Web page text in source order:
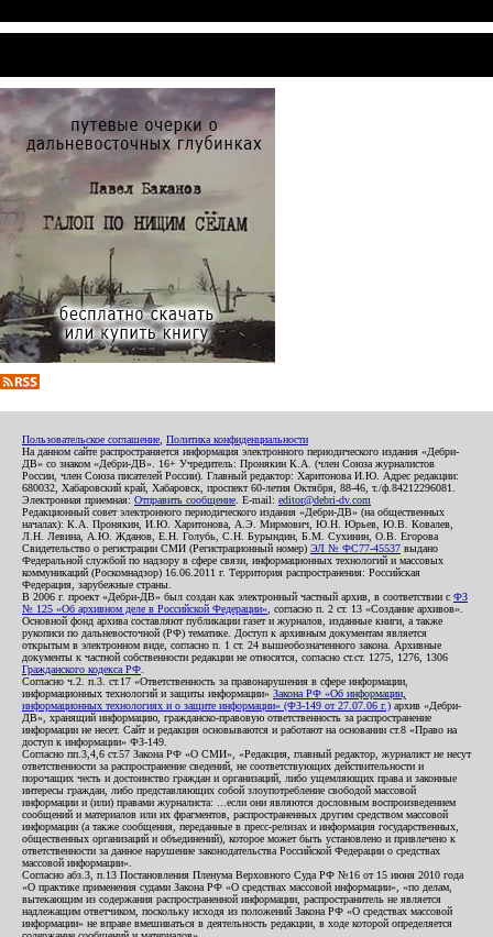
Пользовательское соглашение Политика конфиденциальности
На данном сайте распространяется информация электронного периодического издания «Дебри-
ДВ» со знаком «Дебри-ДВ». 16+ Учредитель: Пронякин К.А. (член Союза журналистов
России, член Союза писателей России). Главный редактор: Харитонова И.Ю. Адрес редакции:
680032, Хабаровский край, Хабаровск, проспект 60-летия Октября, 88-46, т./ф.84212296081.
Электронная приемная: Отправить сообщение . E-mail: editor@debri-dv.com
Редакционный совет электронного периодического издания «Дебри-ДВ» (на общественных
началах): К.А. Пронякин, И.Ю. Харитонова, А.Э. Мирмович, Ю.Н. Юрьев, Ю.В. Ковалев,
Л.Н. Левина, А.Ю. Жданов, Е.Н. Голубь, С.Н. Бурындин, Б.М. Сухинин, О.В. Егорова
Свидетельство о регистрации СМИ (Регистрационный номер) ЭЛ № ФС77-45537 выдано
Федеральной службой по надзору в сфере связи, информационных технологий и массовых
коммуникаций (Роскомнадзор) 16.06.2011 г. Территория распространения: Российская
Федерация, зарубежные страны.
В 2006 г. проект «Дебри-ДВ» был создан как электронный частный архив, в соответствии с ФЗ
№ 125 «Об архивном деле в Российской Федерации» , согласно п. 2 ст. 13 «Создание архивов».
Основной фонд архива составляют публикации газет и журналов, изданные книги, а также
рукописи по дальневосточной (РФ) тематике. Доступ к архивным документам является
открытым в электронном виде, согласно п. 1 ст. 24 вышеобозначенного закона. Архивные
документы к частной собственности редакции не относятся, согласно ст.ст. 1275, 1276, 1306
Гражданского кодекса РФ
Согласно ч.2. п.3. ст.17 «Ответственность за правонарушения в сфере информации,
информационных технологий и защиты информации» Закона РФ «Об информации,
информационных технологиях и о защите информации» (ФЗ-149 от 27.07.06 г.) архив «Дебри-
ДВ», хранящий информацию, гражданско-правовую ответственность за распространение
информации не несет. Сайт и редакция основываются и работают на основании ст.8 «Право на
доступ к информации» ФЗ-149.
Согласно пп.3,4,6 ст.57 Закона РФ «О СМИ», «Редакция, главный редактор, журналист не несут
ответственности за распространение сведений, не соответствующих действительности и
порочащих честь и достоинство граждан и организаций, либо ущемляющих права и законные
интересы граждан, либо представляющих собой злоупотребление свободой массовой
информации и (или) правами журналиста: ...если они являются дословным воспроизведением
сообщений и материалов или их фрагментов, распространенных другим средством массовой
информации (а также сообщения, переданные в пресс-релизах и информация государственных,
общественных организаций и объединений), которое может быть установлено и привлечено к
ответственности за данное нарушение законодательства Российской Федерации о средствах
массовой информации».
Согласно абз.3, п.13 Постановления Пленума Верховного Суда РФ №16 от 15 июня 2010 года
«О практике применения судами Закона РФ «О средствах массовой информации», «по делам,
вытекающим из содержания распространенной информации, распространитель не является
надлежащим ответчиком, поскольку исходя из положений Закона РФ «О средствах массовой
информации» не вправе вмешиваться в деятельность редакции, в ходе которой определяется